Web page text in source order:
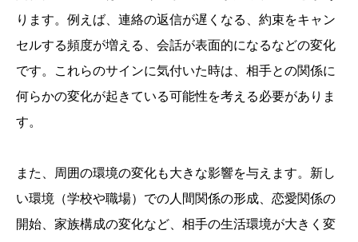
ります。例えば、連絡の返信が遅くなる、約束をキャン
セルする頻度が増える、会話が表面的になるなどの変化
です。これらのサインに気付いた時は、相手との関係に
何らかの変化が起きている可能性を考える必要がありま
す。
また、周囲の環境の変化も大きな影響を与えます。新し
い環境（学校や職場）での人間関係の形成、恋愛関係の
開始、家族構成の変化など、相手の生活環境が大きく変